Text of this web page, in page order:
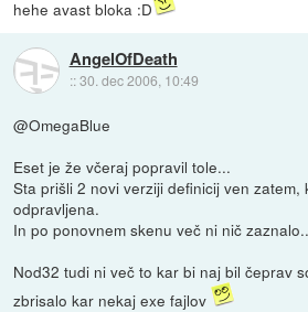
hehe avast bloka :D
AngelOfDeath
::30. dec 2006, 10:49
@OmegaBlue
Eset je že včeraj popravil tole...
Sta prišli 2 novi verziji definicij ven zatem,
odpravljena.
In po ponovnem skenu več ni nič
Nod32 tudi ni več to kar bi naj bil čeprav
zbrisalo kar nekaj exe fajlov